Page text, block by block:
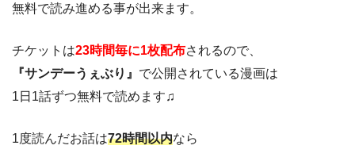
無料で読み進める事が出来ます。
チケットは23時間毎に1枚配布されるので、
『サンデーうぇぶり』 で公開されている漫画は
1日1話ずつ無料で読めます♫
1度読んだお話は72時間以内なら